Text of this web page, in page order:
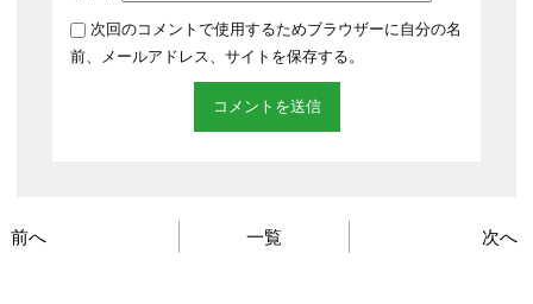
次回のコメントで使用するためブラウザーに自分の名
前、メールアドレス、サイトを保存する。
前へ 一覧 次へ